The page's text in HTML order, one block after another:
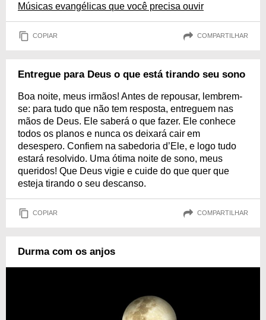
Músicas evangélicas que você precisa ouvir
COPIAR COMPARTILHAR
Entregue para Deus o que está tirando seu sono
Boa noite, meus irmãos! Antes de repousar, lembrem-
se: para tudo que não tem resposta, entreguem nas
mãos de Deus. Ele saberá o que fazer. Ele conhece
todos os planos e nunca os deixará cair em
desespero. Confiem na sabedoria d’Ele, e logo tudo
estará resolvido. Uma ótima noite de sono, meus
queridos! Que Deus vigie e cuide do que quer que
esteja tirando o seu descanso.
COPIAR COMPARTILHAR
Durma com os anjos